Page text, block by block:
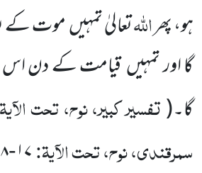
ہو، پھراللّٰہتعالیٰ تمہیںموت کے
گا اور تمہیںقیامت کے دن اس
گا۔(تفسیر کبیر، نوح، تحت
سمرقندی، نوح، تحت الآیۃ:۱۷-